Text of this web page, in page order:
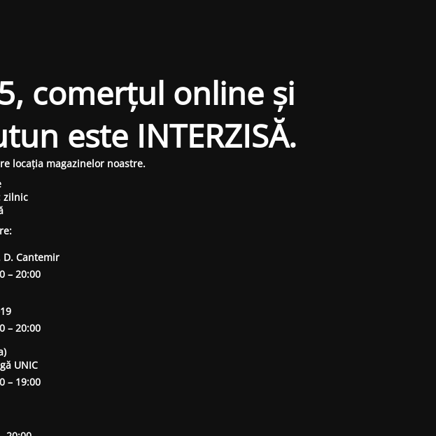
comerțul online și
este INTERZISĂ.
locația magazinelor noastre.
zilnic
Cantemir
– 20:00
– 20:00
UNIC
– 19:00